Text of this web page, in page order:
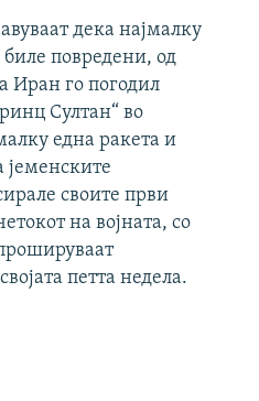
дека најмалку
повредени, од
Иран го погодил
Султан“ во
една ракета и
јеменските
своите први
на војната, со
петта недела.